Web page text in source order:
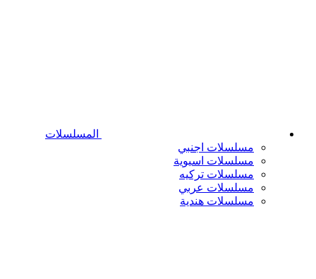
المسلسلات
مسلسلات اجنبي
مسلسلات اسيوية
مسلسلات تركيه
مسلسلات عربي
مسلسلات هندية